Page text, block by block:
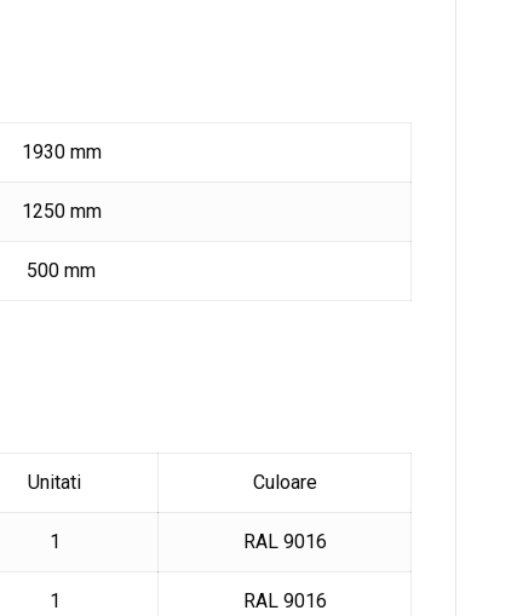
1930 mm
1250 mm
500 mm
Unitati Culoare
1 RAL 9016
1 RAL 9016